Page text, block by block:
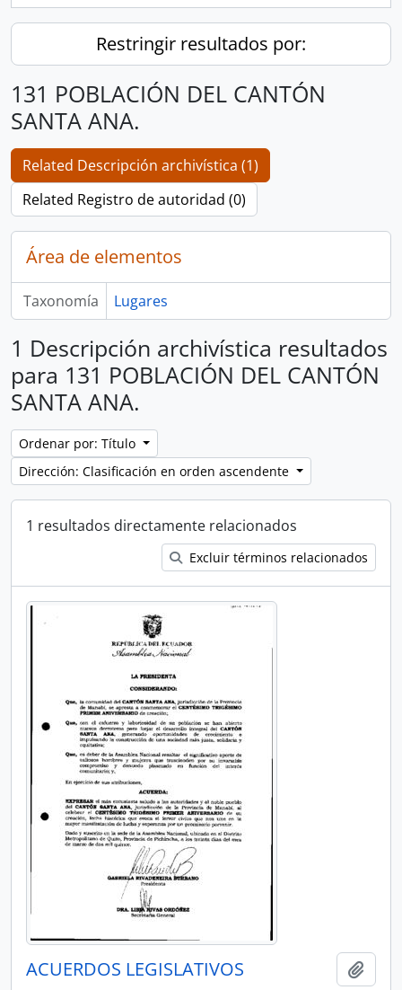
Restringir resultados por:
131 POBLACIÓN DEL CANTÓN
SANTA ANA.
Related Descripción archivística (1)
Related Registro de autoridad (0)
Área de elementos
Taxonomía Lugares
1 Descripción archivística resultados
para 131 POBLACIÓN DEL CANTÓN
SANTA ANA.
Ordenar por: Título
Dirección: Clasificación en orden ascendente
1 resultados directamente relacionados
Excluir términos relacionados
ACUERDOS LEGISLATIVOS